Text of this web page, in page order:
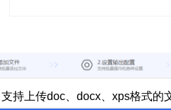
持上传doc、docx、xps格式的